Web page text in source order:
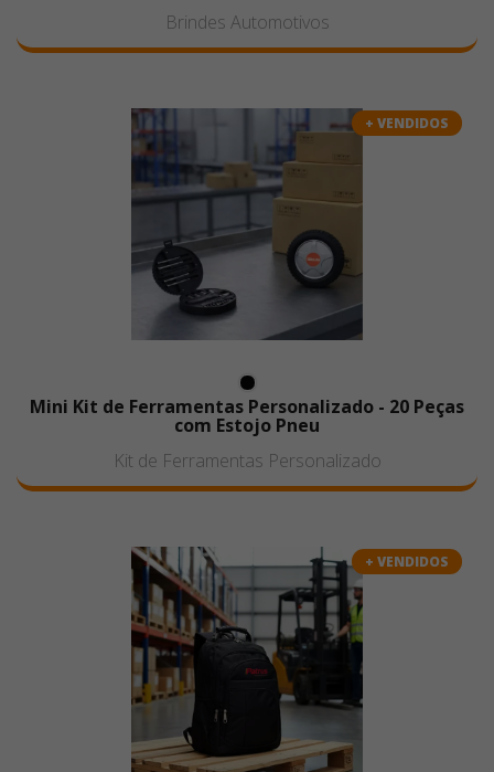
Brindes Automotivos
+ VENDIDOS
Mini Kit de Ferramentas Personalizado - 20 Peças
com Estojo Pneu
Kit de Ferramentas Personalizado
+ VENDIDOS